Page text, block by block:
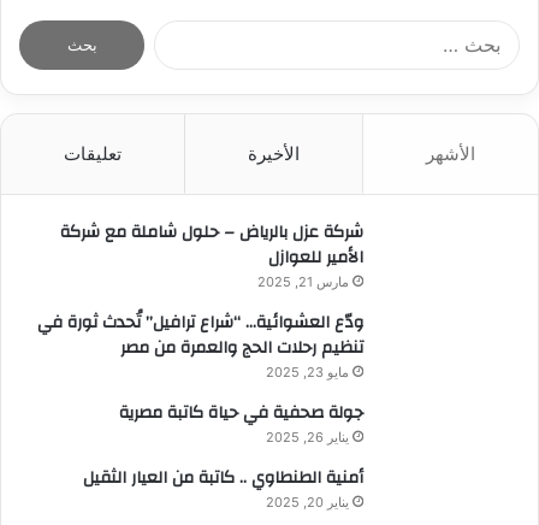
الأشهر الأخيرة تعليقات
شركة عزل بالرياض – حلول شاملة مع شركة
الأمير للعوازل
مارس 21, 2025
ودّع العشوائية… “شراع ترافيل” تُحدث ثورة في
تنظيم رحلات الحج والعمرة من مصر
مايو 23, 2025
جولة صحفية في حياة كاتبة مصرية
يناير 26, 2025
أمنية الطنطاوي .. كاتبة من العيار الثقيل
يناير 20, 2025